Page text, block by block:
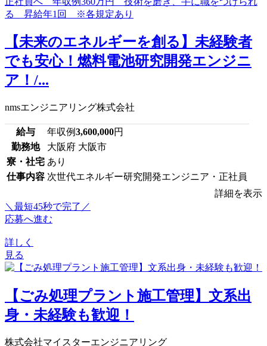
【未来のエネルギーを創る】未経験者
でも安心！燃料電池研究開発エンジニ
ア！/...
nmsエンジニアリング株式会社
給与 年収例3,600,000円
勤務地
大阪府 大阪市
寮・社宅 あり
仕事内容 次世代エネルギー研究開発エンジニア・正社員
詳細を表示
＼最短45秒で完了／
応募へ進む
詳しく
見る
【ごみ処理プラント施工管理】文系出
身・未経験も歓迎！
株式会社マイスターエンジニアリング